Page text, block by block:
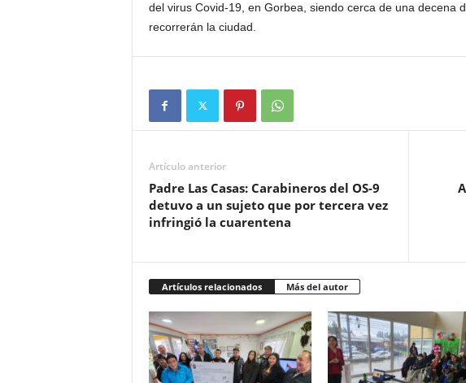
del virus Covid-19, en Gorbea, siendo cerca de una decena
recorrerán la ciudad.
Artículo anterior
Padre Las Casas: Carabineros del OS-9
detuvo a un sujeto que por tercera vez
infringió la cuarentena
Artículos relacionados Más del autor